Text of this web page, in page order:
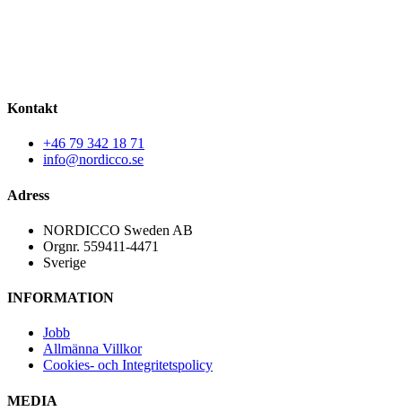
Kontakt
+46 79 342 18 71
info@nordicco.se
Adress
NORDICCO Sweden AB
Orgnr. 559411-4471
Sverige
INFORMATION
Jobb
Allmänna Villkor
Cookies- och Integritetspolicy
MEDIA